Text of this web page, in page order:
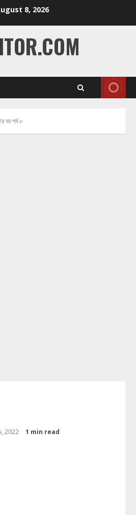
8, 2026
বর পর্ব ৮
2022 1 min read